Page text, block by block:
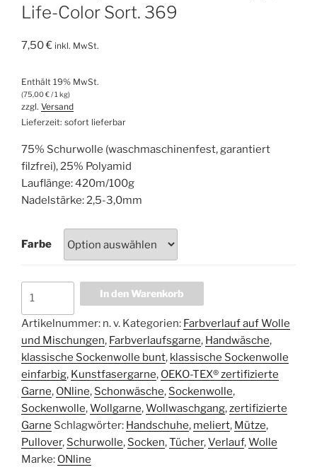
Life-Color Sort. 369
7,50€ inkl. MwSt.
Enthält 19% MwSt.
(75,00€/ 1 kg)
zzgl. Versand
Lieferzeit: sofort lieferbar
75% Schurwolle (waschmaschinenfest, garantiert
filzfrei), 25% Polyamid
Lauflänge: 420m/100g
Nadelstärke: 2,5-3,0mm
Farbe
Supersocke
4-
fach
Happy
Life-
Color
Sort.
369
Menge
In den Warenkorb
Artikelnummer: n. v. Kategorien: Farbverlauf auf Wolle
und Mischungen, Farbverlaufsgarne, Handwäsche,
klassische Sockenwolle bunt, klassische Sockenwolle
einfarbig, Kunstfasergarne, OEKO-TEX® zertifizierte
Garne, ONline, Schonwäsche, Sockenwolle,
Sockenwolle,Wollgarne,Wollwaschgang,zertifizierte
Garne Schlagwörter: Handschuhe, meliert, Mütze,
Pullover, Schurwolle, Socken,Tücher,Verlauf,Wolle
Marke: ONline